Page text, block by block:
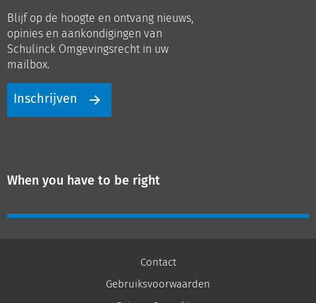
LinkedInYoutube
Blijf op de hoogte en ontvang nieuws,
opinies en aankondigingen van
Schulinck Omgevingsrecht in uw
mailbox.
Inschrijven
When you have to be right
Contact
Gebruiksvoorwaarden